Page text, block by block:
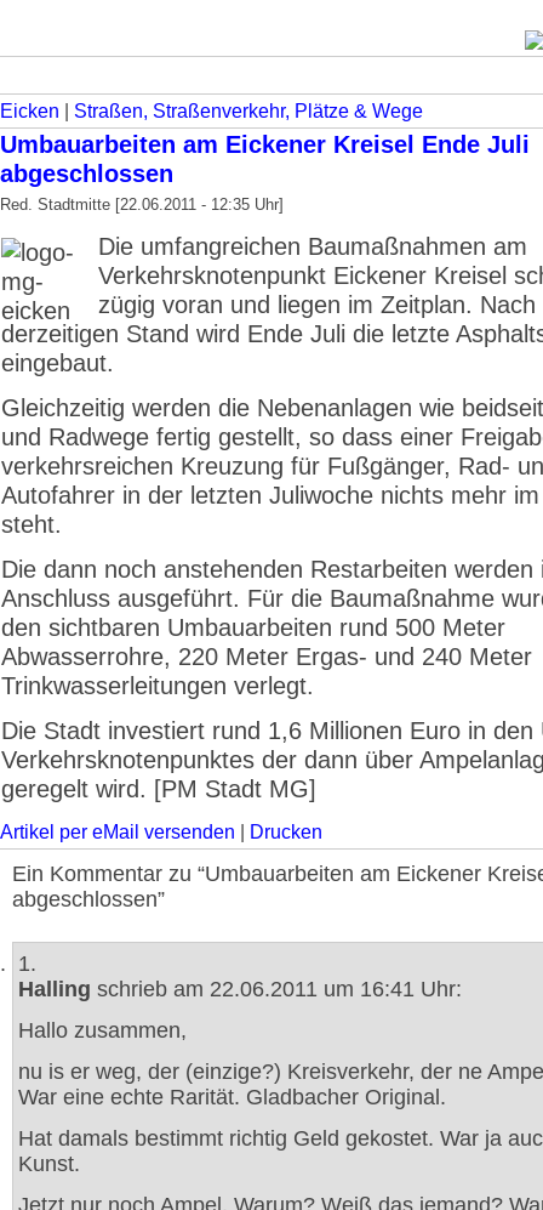
Eicken Straßen, Straßenverkehr, Plätze & Wege
Umbauarbeiten am Eickener Kreisel Ende Juli
abgeschlossen
Red. Stadtmitte [22.06.2011 - 12:35 Uhr]
Die umfangreichen Baumaßnahmen am
Verkehrsknotenpunkt Eickener Kreisel
zügig voran und liegen im Zeitplan. Nach
derzeitigen Stand wird Ende Juli die letzte
eingebaut.
Gleichzeitig werden die Nebenanlagen wie
und Radwege fertig gestellt, so dass einer
verkehrsreichen Kreuzung für Fußgänger, Rad-
Autofahrer in der letzten Juliwoche nichts mehr
steht.
Die dann noch anstehenden Restarbeiten werden
Anschluss ausgeführt. Für die Baumaßnahme
den sichtbaren Umbauarbeiten rund 500 Meter
Abwasserrohre, 220 Meter Ergas- und 240 Meter
Trinkwasserleitungen verlegt.
Die Stadt investiert rund 1,6 Millionen Euro in den
Verkehrsknotenpunktes der dann über
geregelt wird. [PM Stadt MG]
Artikel per eMail versenden Drucken
Ein Kommentar zu “Umbauarbeiten am Eickener
abgeschlossen”
1.
Halling schrieb am 22.06.2011 um 16:41 Uhr:
Hallo zusammen,
nu is er weg, der (einzige?) Kreisverkehr, der ne
War eine echte Rarität. Gladbacher Original.
Hat damals bestimmt richtig Geld gekostet. War ja
Kunst.
Jetzt nur noch Ampel. Warum? Weiß das jemand?